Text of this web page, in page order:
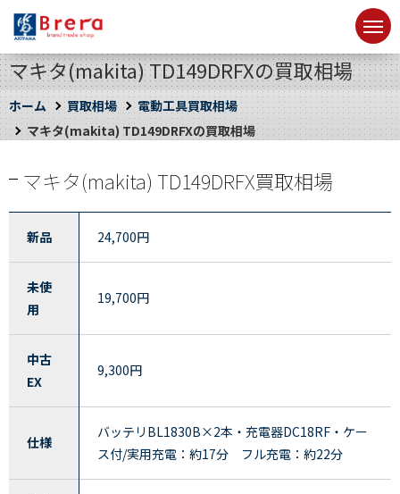
マキタ(makita) TD149DRFXの買取相場
ホーム 買取相場
電動工具買取相場
マキタ(makita) TD149DRFXの買取相場
マキタ(makita) TD149DRFX買取相場
新品 24,700円
未使
用
19,700円
中古
EX
9,300円
仕様
バッテリBL1830B×2本・充電器DC18RF・ケー
ス付/実用充電：約17分 フル充電：約22分